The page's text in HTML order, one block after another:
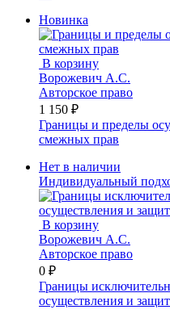
Новинка
В корзину
Ворожевич А.С.
Авторское право
1 150 ₽
Границы и пределы
смежных прав
Нет в наличии
Индивидуальный
В корзину
Ворожевич А.С.
Авторское право
0 ₽
Границы
осуществления и